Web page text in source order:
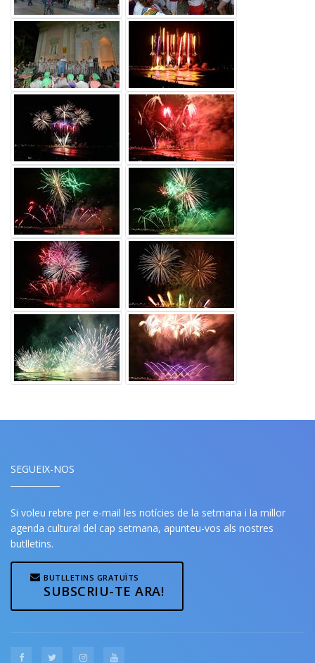
SEGUEIX-NOS
Si voleu rebre per e-mail les notícies de la setmana i la millor
agenda cultural del cap setmana, apunteu-vos als nostres
butlletins.
BUTLLETINS GRATUÏTS
SUBSCRIU-TE ARA!